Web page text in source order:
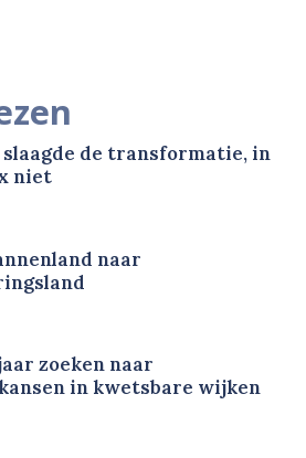
de transformatie, in
niet
naar
zoeken naar
in kwetsbare wijken